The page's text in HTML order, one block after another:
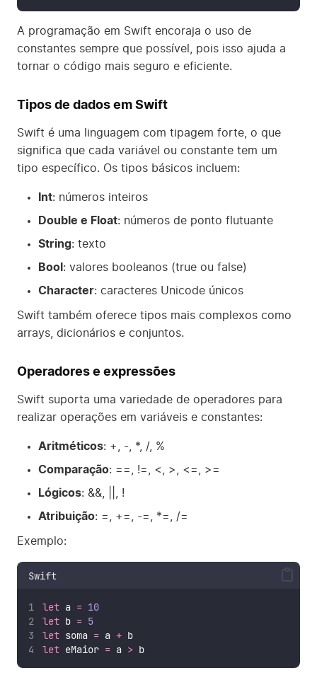
A programação em Swift encoraja o uso de
constantes sempre que possível, pois isso ajuda a
tornar o código mais seguro e eficiente.
Tipos de dados em Swift
Swift é uma linguagem com tipagem forte, o que
significa que cada variável ou constante tem um
tipo específico. Os tipos básicos incluem:
Int: números inteiros
Double e Float: números de ponto flutuante
String: texto
Bool : valores booleanos (true ou false)
Character: caracteres Unicode únicos
Swift também oferece tipos mais complexos como
arrays, dicionários e conjuntos.
Operadores e expressões
Swift suporta uma variedade de operadores para
realizar operações em variáveis e constantes:
Aritméticos: +, -, *, /, %
Comparação: ==, !=, <, >, <=, >=
Lógicos: &&, ||, !
Atribuição: =, +=, -=, *=, /=
Exemplo:
Swift
let a = 10
let b = 5
let soma = a + b
let eMaior = a > b